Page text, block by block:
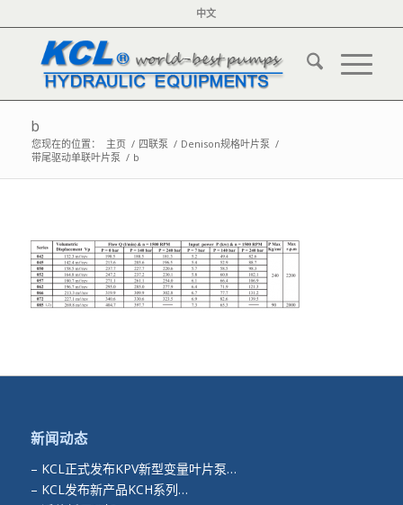
中文
b
您现在的位置： 主页 / 四联泵 / Denison规格叶片泵 /
带尾驱动单联叶片泵 / b
新闻动态
– KCL正式发布KPV新型变量叶片泵…
– KCL发布新产品KCH系列…